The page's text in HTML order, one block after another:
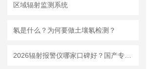
区域辐射监测系统
氡是什么？为何要做土壤氡检测？